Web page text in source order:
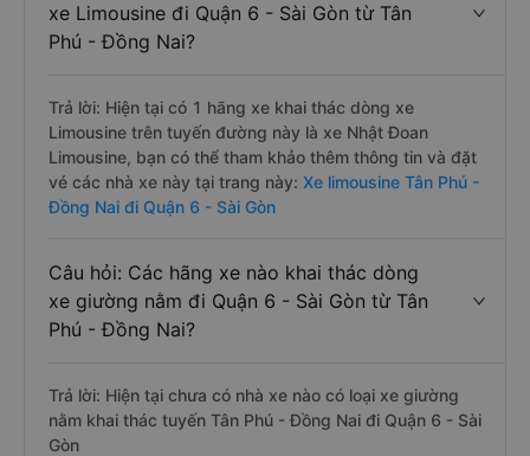
xe Limousine đi Quận 6 - Sài Gòn từ Tân
Phú - Đồng Nai?
Trả lời: Hiện tại có 1 hãng xe khai thác dòng xe
Limousine trên tuyến đường này là xe Nhật Đoan
Limousine, bạn có thể tham khảo thêm thông tin và đặt
vé các nhà xe này tại trang này: Xe limousine Tân Phú -
Đồng Nai đi Quận 6 - Sài Gòn
Câu hỏi: Các hãng xe nào khai thác dòng
xe giường nằm đi Quận 6 - Sài Gòn từ Tân
Phú - Đồng Nai?
Trả lời: Hiện tại chưa có nhà xe nào có loại xe giường
nằm khai thác tuyến Tân Phú - Đồng Nai đi Quận 6 - Sài
Gòn